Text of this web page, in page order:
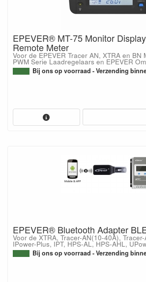
EPEVER® MT-75 Monitor
Remote Meter
Voor de EPEVER Tracer AN, XTRA en BN
PWM Serie Laadregelaars en EPEVER
Bij ons op voorraad - Verzending
EPEVER® Bluetooth Adapter
Voor de XTRA, Tracer-AN(10-40A),
IPower-Plus, IPT, HPS-AL, HPS-AHL,
Bij ons op voorraad - Verzending